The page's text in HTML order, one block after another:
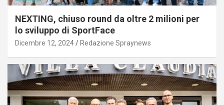
NEXTING, chiuso round da oltre 2 milioni per
lo sviluppo di SportFace
Dicembre 12, 2024 Redazione Spraynews